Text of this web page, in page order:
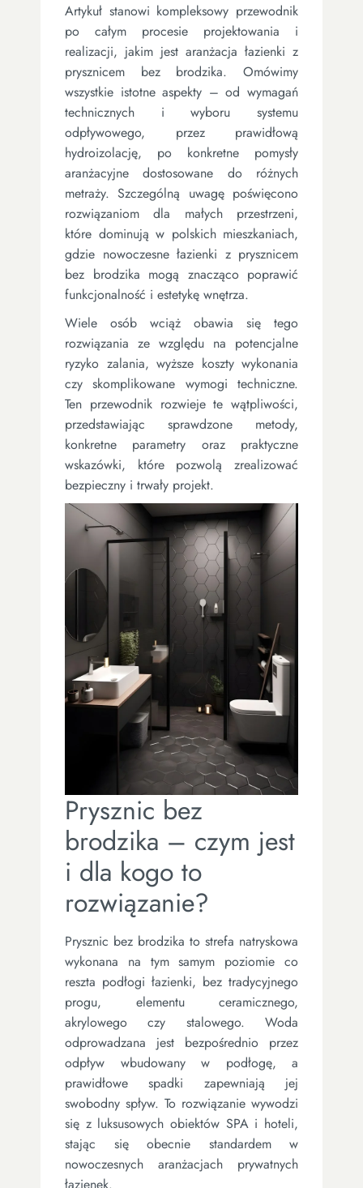
Artykuł stanowi kompleksowy przewodnik
po całym procesie projektowania i
realizacji, jakim jest aranżacja łazienki z
prysznicem bez brodzika. Omówimy
wszystkie istotne aspekty – od wymagań
technicznych i wyboru systemu
odpływowego, przez prawidłową
hydroizolację, po konkretne pomysły
aranżacyjne dostosowane do różnych
metraży. Szczególną uwagę poświęcono
rozwiązaniom dla małych przestrzeni,
które dominują w polskich mieszkaniach,
gdzie nowoczesne łazienki z prysznicem
bez brodzika mogą znacząco poprawić
funkcjonalność i estetykę wnętrza.
Wiele osób wciąż obawia się tego
rozwiązania ze względu na potencjalne
ryzyko zalania, wyższe koszty wykonania
czy skomplikowane wymogi techniczne.
Ten przewodnik rozwieje te wątpliwości,
przedstawiając sprawdzone metody,
konkretne parametry oraz praktyczne
wskazówki, które pozwolą zrealizować
bezpieczny i trwały projekt.
Prysznic bez
brodzika – czym jest
i dla kogo to
rozwiązanie?
Prysznic bez brodzika to strefa natryskowa
wykonana na tym samym poziomie co
reszta podłogi łazienki, bez tradycyjnego
progu, elementu ceramicznego,
akrylowego czy stalowego. Woda
odprowadzana jest bezpośrednio przez
odpływ wbudowany w podłogę, a
prawidłowe spadki zapewniają jej
swobodny spływ. To rozwiązanie wywodzi
się z luksusowych obiektów SPA i hoteli,
stając się obecnie standardem w
nowoczesnych aranżacjach prywatnych
łazienek.